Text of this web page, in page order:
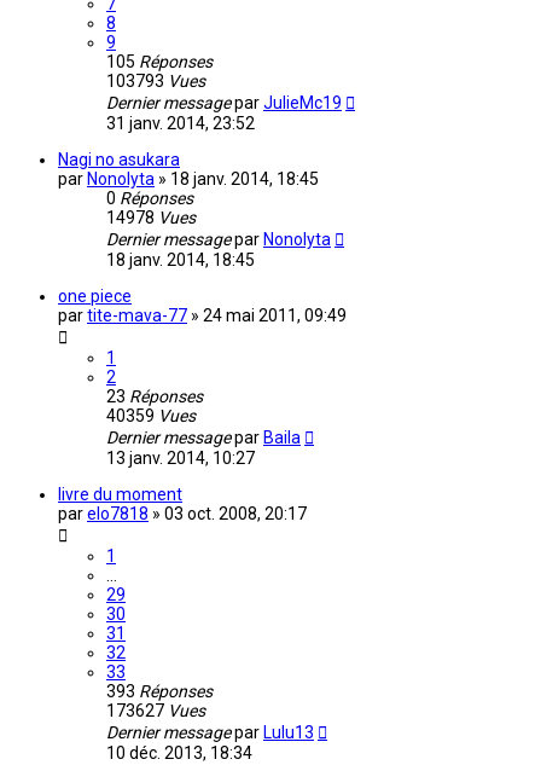
8
9
105 Réponses
103793 Vues
Dernier messageparJulieMc19
31 janv. 2014, 23:52
Nagi no asukara
par Nonolyta » 18 janv. 2014, 18:45
0 Réponses
14978 Vues
Dernier messagepar Nonolyta
18 janv. 2014, 18:45
one piece
partite-mava-77 » 24 mai 2011, 09:49
1
2
23 Réponses
40359 Vues
Dernier messagepar Baila
13 janv. 2014, 10:27
livre du moment
parelo7818 » 03 oct. 2008, 20:17
1
29
30
31
32
33
393 Réponses
173627 Vues
Dernier messagepar Lulu13
10 déc. 2013, 18:34